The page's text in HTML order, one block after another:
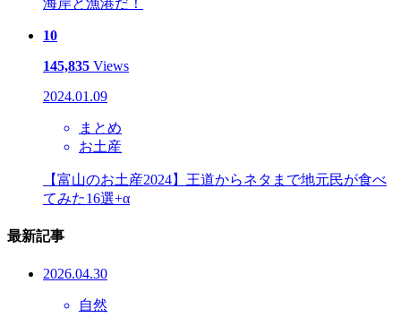
海岸と漁港だ！
10
145,835 Views
2024.01.09
まとめ
お土産
【富山のお土産2024】王道からネタまで地元民が食べ
てみた16選+α
最新記事
2026.04.30
自然